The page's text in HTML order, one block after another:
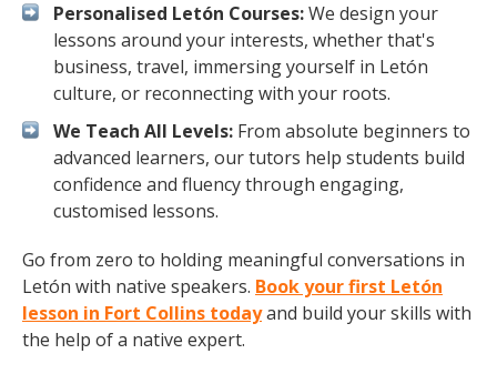
Personalised Letón Courses:We design your
lessons around your interests, whether that's
business, travel, immersing yourself in Letón
culture, or reconnecting with your roots.
We Teach All Levels: From absolute beginners to
advanced learners, our tutors help students build
confidence and fluency through engaging,
customised lessons.
Go from zero to holding meaningful conversations in
Letón with native speakers. Book your first Letón
lesson in Fort Collins todayand build your skills with
the help of a native expert.